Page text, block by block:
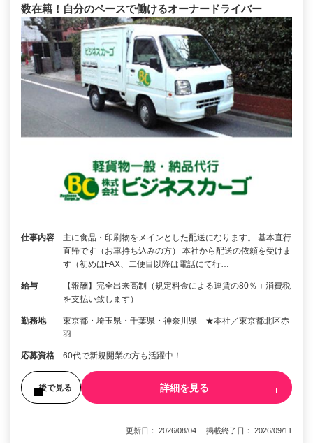
数在籍！自分のペースで働けるオーナードライバー
仕事内容
主に食品・印刷物をメインとした配送になります。 基本直行
直帰です（お車持ち込みの方） 本社から配送の依頼を受けま
す（初めはFAX、二便目以降は電話にて行…
給与
【報酬】完全出来高制（規定料金による運賃の80％＋消費税
を支払い致します）
勤務地
東京都・埼玉県・千葉県・神奈川県 ★本社／東京都北区赤
羽
応募資格 60代で新規開業の方も活躍中！
後で見る 詳細を見る
更新日： 2026/08/04 掲載終了日： 2026/09/11